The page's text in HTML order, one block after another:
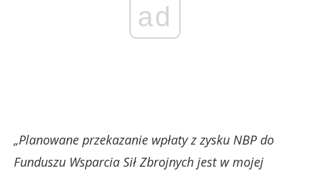
ad
„Planowane przekazanie wpłaty z zysku NBP do
Funduszu Wsparcia Sił Zbrojnych jest w mojej